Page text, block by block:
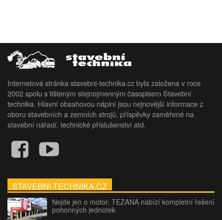
Internetová stránka stavebni-technika.cz byla založena v roce
2002 spolu s tišteným stejnojmenným časopisem Stavební
technika. Hlavní obsahovou náplní jsou nejnovější informace z
oboru stavebních a zemních strojů, příspěvky zaměřené na
stavební nářadí, technické příslušenství atd.
STAVEBNI-TECHNIKA.CZ
Nejde jen o motor. TEZANA nabízí kompletní řešení
pohonných jednotek